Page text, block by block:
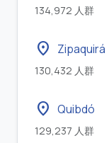
134,972 人群
location_on Zipaquirá
130,432 人群
location_on Quibdó
129,237 人群